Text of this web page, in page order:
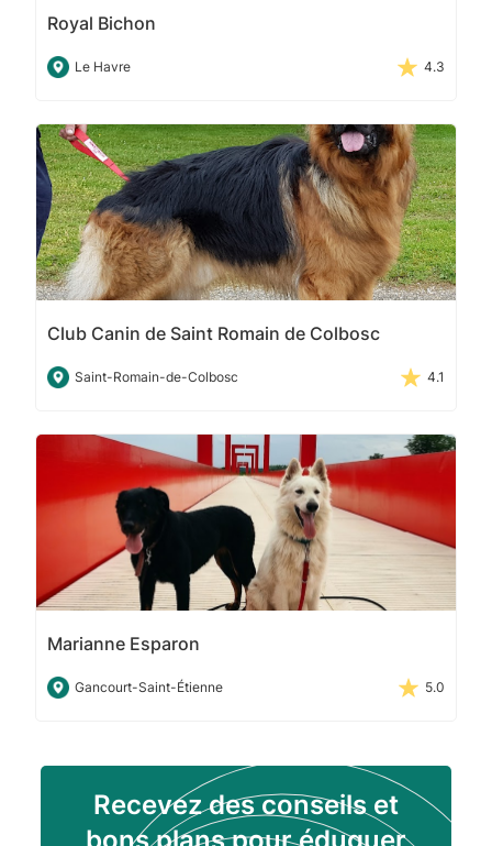
Royal Bichon
Le Havre 4.3
Club Canin de Saint Romain de Colbosc
Saint-Romain-de-Colbosc 4.1
Marianne Esparon
Gancourt-Saint-Étienne 5.0
Recevez des conseils et